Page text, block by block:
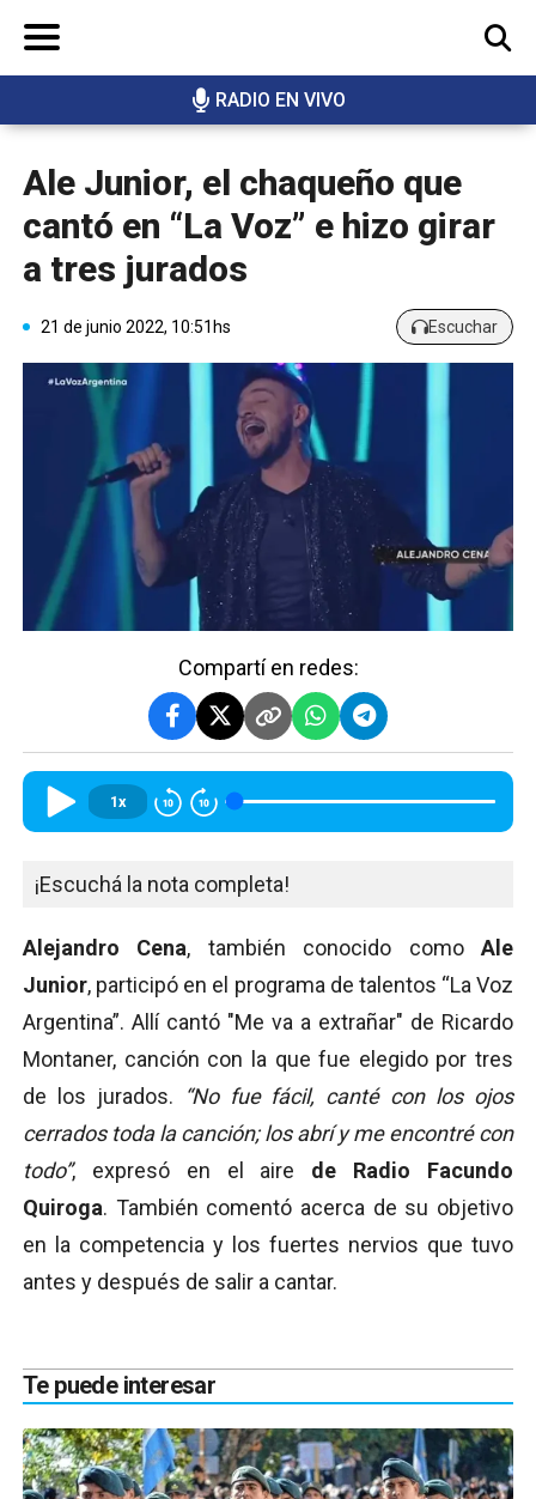
RADIO EN VIVO
BUSCAR
Ale Junior, el chaqueño que
cantó en “La Voz” e hizo girar
a tres jurados
21 de junio 2022, 10:51hs Escuchar
Compartí en redes:
1x
¡Escuchá la nota completa!
Alejandro Cena, también conocido comoAle
Junior, participó en el programa de talentos “La Voz
Argentina”. Allí cantó "Me va a extrañar" de Ricardo
Montaner, canción con la que fue elegido por tres
de los jurados.
“No fue fácil, canté con los ojos
cerrados toda la canción; los abrí y me encontré con
todo”, expresó en el aire de Radio Facundo
Quiroga. También comentó acerca de su objetivo
en la competencia y los fuertes nervios que tuvo
antes y después de salir a cantar.
Te puede interesar